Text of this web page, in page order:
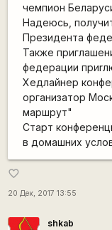
чемпион
Надеюсь,
Президента
Также
федерации
Хедлайнер
организатор
маршрут"
Старт
в домашних
favorite_border
20 Дек, 2017 13:55
shkab